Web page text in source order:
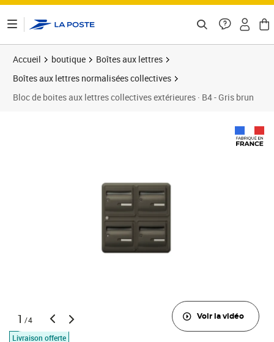
Accueil boutique
Boîtes aux lettres
Boîtes aux lettres normalisées collectives
Bloc de boites aux lettres collectives extérieures · B4 - Gris brun
Voir la vidéo
1 /4
Livraison offerte